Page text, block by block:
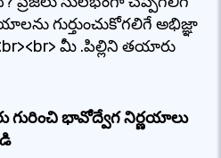
గుర్తుంచుకోగలిగే అభిజ్ఞా
మీ .పిల్లిని తయారు
గురించి భావోద్వేగ నిర్ణయాలు